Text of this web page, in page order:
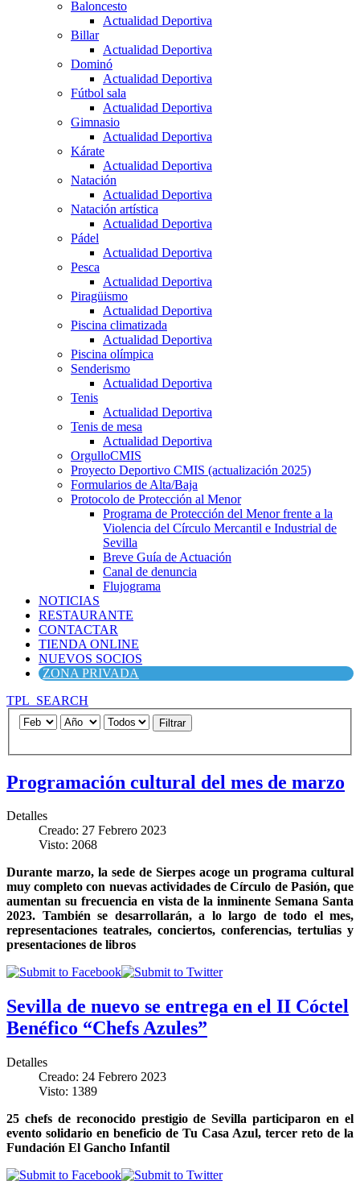
Baloncesto
Actualidad Deportiva
Billar
Actualidad Deportiva
Dominó
Actualidad Deportiva
Fútbol sala
Actualidad Deportiva
Gimnasio
Actualidad Deportiva
Kárate
Actualidad Deportiva
Natación
Actualidad Deportiva
Natación artística
Actualidad Deportiva
Pádel
Actualidad Deportiva
Pesca
Actualidad Deportiva
Piragüismo
Actualidad Deportiva
Piscina climatizada
Actualidad Deportiva
Piscina olímpica
Senderismo
Actualidad Deportiva
Tenis
Actualidad Deportiva
Tenis de mesa
Actualidad Deportiva
OrgulloCMIS
Proyecto Deportivo CMIS (actualización 2025)
Formularios de Alta/Baja
Protocolo de Protección al Menor
Programa de Protección del Menor frente a la
Violencia del Círculo Mercantil e Industrial de
Sevilla
Breve Guía de Actuación
Canal de denuncia
Flujograma
NOTICIAS
RESTAURANTE
CONTACTAR
TIENDA ONLINE
NUEVOS SOCIOS
ZONA PRIVADA
TPL_SEARCH
Filtrar
Programación cultural del mes de marzo
Detalles
Creado: 27 Febrero 2023
Visto: 2068
Durante marzo, la sede de Sierpes acoge un programa cultural
muy completo con nuevas actividades de Círculo de Pasión, que
aumentan su frecuencia en vista de la inminente Semana Santa
2023. También se desarrollarán, a lo largo de todo el mes,
representaciones teatrales, conciertos, conferencias, tertulias y
presentaciones de libros
Sevilla de nuevo se entrega en el II Cóctel
Benéfico “Chefs Azules”
Detalles
Creado: 24 Febrero 2023
Visto: 1389
25 chefs de reconocido prestigio de Sevilla participaron en el
evento solidario en beneficio de Tu Casa Azul, tercer reto de la
Fundación El Gancho Infantil